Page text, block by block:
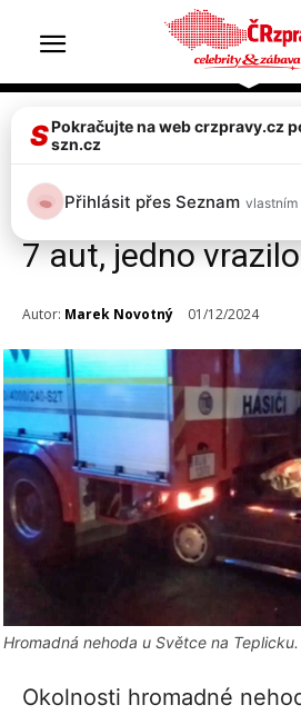
Doprava & nehody Top 2
FOTO: Hromadná
Světce na
7 aut, jedno
Autor: Marek Novotný 01/12/2024
Hromadná nehoda u Světce na Teplicku.
Okolnosti hromadné
SPokračujte na web crzpravy.cz
szn.cz
Přihlásit přes Seznam vlastním